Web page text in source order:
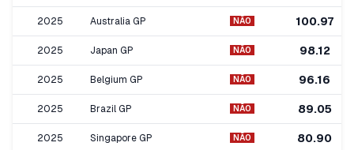
2025 Australia GP NÃO 100.97
2025 Japan GP NÃO 98.12
2025 Belgium GP NÃO 96.16
2025 Brazil GP NÃO 89.05
2025 Singapore GP NÃO 80.90